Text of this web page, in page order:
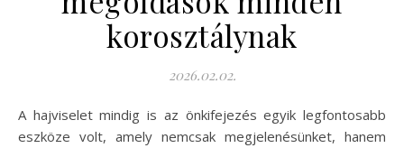
korosztálynak
2026.02.02.
A hajviselet mindig is az önkifejezés egyik legfontosabb
eszköze volt, amely nemcsak megjelenésünket, hanem